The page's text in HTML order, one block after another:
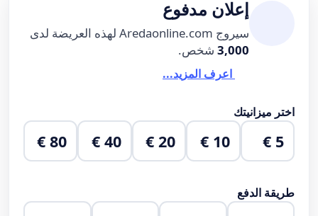
إعلان مدفوع
سيروج Aredaonline.com لهذه العريضة لدى
3,000 شخص.
اعرف المزيد...
اختر ميزانيتك
5 €
10 €
20 €
40 €
80 €
طريقة الدفع